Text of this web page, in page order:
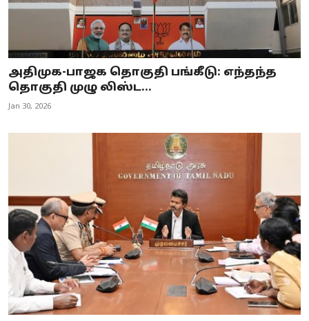
அதிமுக-பாஜக தொகுதி பங்கீடு: எந்தந்த
தொகுதி முழு லிஸ்ட...
Jan 30, 2026